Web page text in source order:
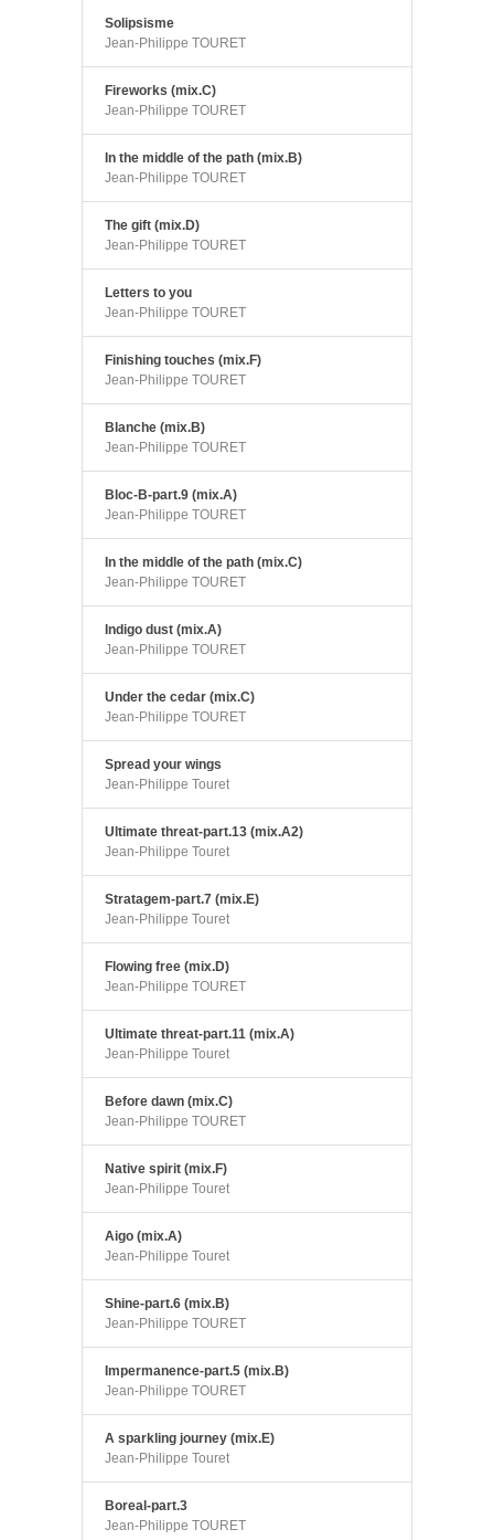
Solipsisme
Jean-Philippe TOURET
Fireworks (mix.C)
Jean-Philippe TOURET
In the middle of the path (mix.B)
Jean-Philippe TOURET
The gift (mix.D)
Jean-Philippe TOURET
Letters to you
Jean-Philippe TOURET
Finishing touches (mix.F)
Jean-Philippe TOURET
Blanche (mix.B)
Jean-Philippe TOURET
Bloc-B-part.9 (mix.A)
Jean-Philippe TOURET
In the middle of the path (mix.C)
Jean-Philippe TOURET
Indigo dust (mix.A)
Jean-Philippe TOURET
Under the cedar (mix.C)
Jean-Philippe TOURET
Spread your wings
Jean-Philippe Touret
Ultimate threat-part.13 (mix.A2)
Jean-Philippe Touret
Stratagem-part.7 (mix.E)
Jean-Philippe Touret
Flowing free (mix.D)
Jean-Philippe TOURET
Ultimate threat-part.11 (mix.A)
Jean-Philippe Touret
Before dawn (mix.C)
Jean-Philippe TOURET
Native spirit (mix.F)
Jean-Philippe Touret
Aigo (mix.A)
Jean-Philippe Touret
Shine-part.6 (mix.B)
Jean-Philippe TOURET
Impermanence-part.5 (mix.B)
Jean-Philippe TOURET
A sparkling journey (mix.E)
Jean-Philippe Touret
Boreal-part.3
Jean-Philippe TOURET